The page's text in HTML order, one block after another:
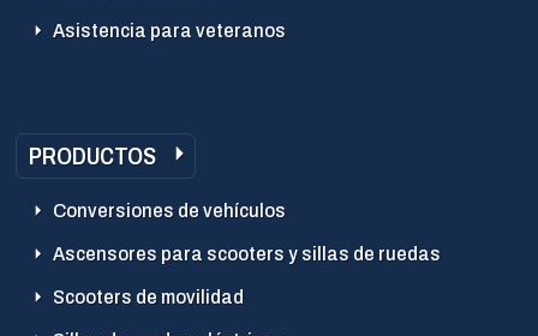
Asistencia para veteranos
PRODUCTOS
Conversiones de vehículos
Ascensores para scooters y sillas de ruedas
Scooters de movilidad